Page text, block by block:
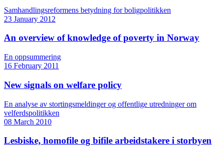
Samhandlingsreformens betydning for boligpolitikken
23 January 2012
An overview of knowledge of poverty in Norway
En oppsummering
16 February 2011
New signals on welfare policy
En analyse av stortingsmeldinger og offentlige utredninger om
velferdspolitikken
08 March 2010
Lesbiske, homofile og bifile arbeidstakere i storbyen